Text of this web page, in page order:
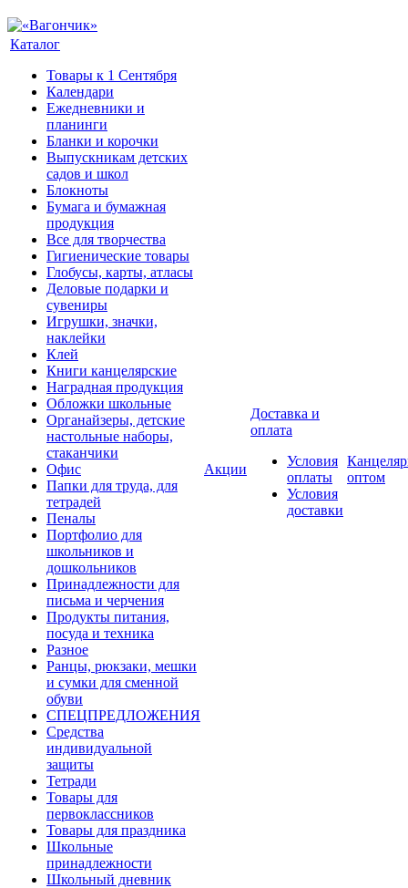
Каталог
Товары к 1 Сентября
Календари
Ежедневники и
планинги
Бланки и корочки
Выпускникам детских
садов и школ
Блокноты
Бумага и бумажная
продукция
Все для творчества
Гигиенические товары
Глобусы, карты, атласы
Деловые подарки и
сувениры
Игрушки, значки,
наклейки
Клей
Книги канцелярские
Наградная продукция
Обложки школьные
Органайзеры, детские
настольные наборы,
стаканчики
Офис
Папки для труда, для
тетрадей
Пеналы
Портфолио для
школьников и
дошкольников
Принадлежности для
письма и черчения
Продукты питания,
посуда и техника
Разное
Ранцы, рюкзаки, мешки
и сумки для сменной
обуви
СПЕЦПРЕДЛОЖЕНИЯ
Средства
индивидуальной
защиты
Тетради
Товары для
первоклассников
Товары для праздника
Школьные
принадлежности
Школьный дневник
Акции
Доставка и
оплата
Условия
оплаты
Условия
доставки
оптом